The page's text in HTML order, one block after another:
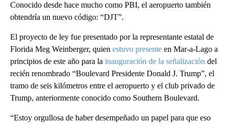
Conocido desde hace mucho como PBI, el aeropuerto también
obtendría un nuevo código: “DJT”.
El proyecto de ley fue presentado por la representante estatal de
Florida Meg Weinberger, quien estuvo presente en Mar-a-Lago a
principios de este año para la inauguración de la señalización del
recién renombrado “Boulevard Presidente Donald J. Trump”, el
tramo de seis kilómetros entre el aeropuerto y el club privado de
Trump, anteriormente conocido como Southern Boulevard.
“Estoy orgullosa de haber desempeñado un papel para que eso